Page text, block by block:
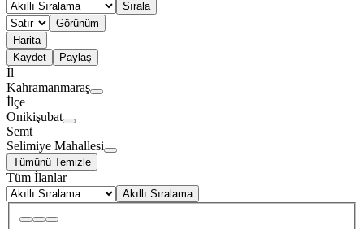
Sırala
Görünüm
Harita
Kaydet
Paylaş
İl
Kahramanmaraş
İlçe
Onikişubat
Semt
Selimiye Mahallesi
Tümünü Temizle
Tüm İlanlar
Akıllı Sıralama